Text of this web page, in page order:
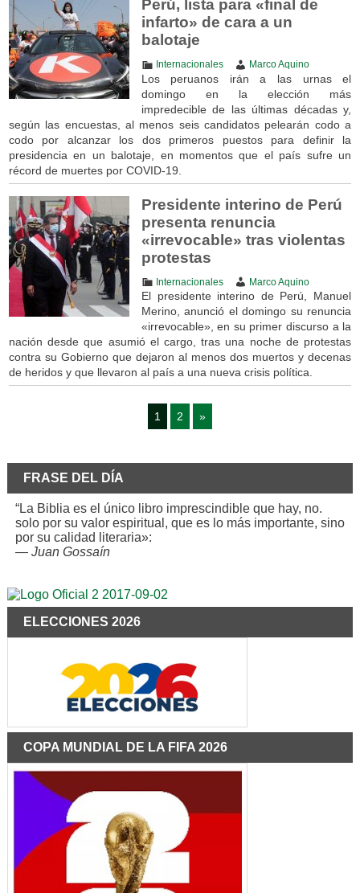
Perú, lista para «final de
infarto» de cara a un
balotaje
Internacionales Marco Aquino
Los peruanos irán a las urnas el
domingo en la elección más
impredecible de las últimas décadas y,
según las encuestas, al menos seis candidatos pelearán codo a
codo por alcanzar los dos primeros puestos para definir la
presidencia en un balotaje, en momentos que el país sufre un
récord de muertes por COVID-19.
Presidente interino de Perú
presenta renuncia
«irrevocable» tras violentas
protestas
Internacionales Marco Aquino
El presidente interino de Perú, Manuel
Merino, anunció el domingo su renuncia
«irrevocable», en su primer discurso a la
nación desde que asumió el cargo, tras una noche de protestas
contra su Gobierno que dejaron al menos dos muertos y decenas
de heridos y que llevaron al país a una nueva crisis política.
1 2 »
FRASE DEL DÍA
“La Biblia es el único libro imprescindible que hay, no.
solo por su valor espiritual, que es lo más importante, sino
por su calidad literaria»:
— Juan Gossaín
ELECCIONES 2026
COPA MUNDIAL DE LA FIFA 2026